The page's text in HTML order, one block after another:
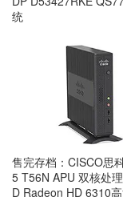
统
售完存档：CISCO思
5 T56N APU 双核处
D Radeon HD 6310